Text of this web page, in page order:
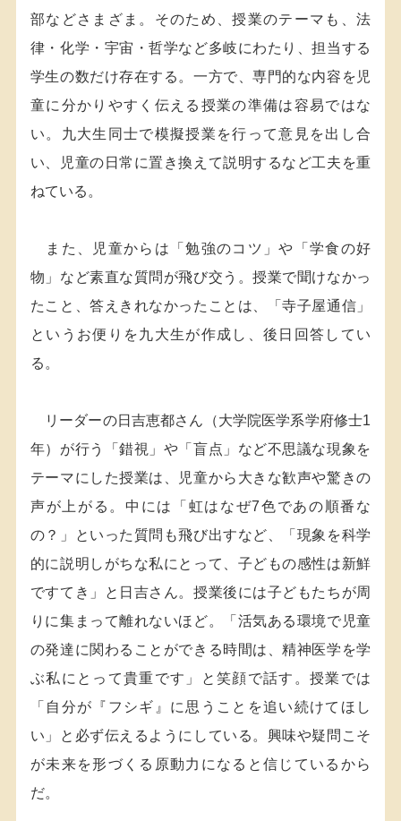
部などさまざま。そのため、授業のテーマも、法
律・化学・宇宙・哲学など多岐にわたり、担当する
学生の数だけ存在する。一方で、専門的な内容を児
童に分かりやすく伝える授業の準備は容易ではな
い。九大生同士で模擬授業を行って意見を出し合
い、児童の日常に置き換えて説明するなど工夫を重
ねている。
また、児童からは「勉強のコツ」や「学食の好
物」など素直な質問が飛び交う。授業で聞けなかっ
たこと、答えきれなかったことは、「寺子屋通信」
というお便りを九大生が作成し、後日回答してい
る。
リーダーの日吉恵都さん（大学院医学系学府修士1
年）が行う「錯視」や「盲点」など不思議な現象を
テーマにした授業は、児童から大きな歓声や驚きの
声が上がる。中には「虹はなぜ7色であの順番な
の？」といった質問も飛び出すなど、「現象を科学
的に説明しがちな私にとって、子どもの感性は新鮮
ですてき」と日吉さん。授業後には子どもたちが周
りに集まって離れないほど。「活気ある環境で児童
の発達に関わることができる時間は、精神医学を学
ぶ私にとって貴重です」と笑顔で話す。授業では
「自分が『フシギ』に思うことを追い続けてほし
い」と必ず伝えるようにしている。興味や疑問こそ
が未来を形づくる原動力になると信じているから
だ。